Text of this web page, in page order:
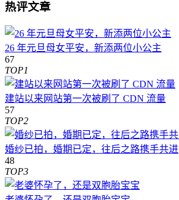
热评文章
26 年元旦母女平安，新添两位小公主
67
TOP1
建站以来网站第一次被刷了 CDN 流量
57
TOP2
婚纱已拍，婚期已定，往后之路携手共进
48
TOP3